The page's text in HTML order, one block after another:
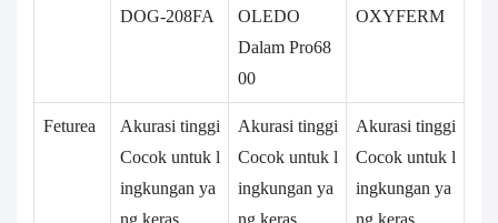
DOG-208FA
OLEDO
Dalam Pro68
00
OXYFERM
Feturea
Akurasi tinggi
Cocok untuk l
ingkungan ya
Akurasi tinggi
Cocok untuk l
ingkungan ya
Akurasi tinggi
Cocok untuk l
ingkungan ya